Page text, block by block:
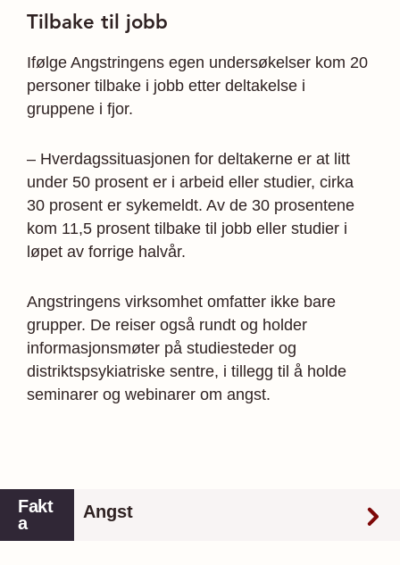
Tilbake til jobb
Ifølge Angstringens egen undersøkelser kom 20
personer tilbake i jobb etter deltakelse i
gruppene i fjor.
– Hverdagssituasjonen for deltakerne er at litt
under 50 prosent er i arbeid eller studier, cirka
30 prosent er sykemeldt. Av de 30 prosentene
kom 11,5 prosent tilbake til jobb eller studier i
løpet av forrige halvår.
Angstringens virksomhet omfatter ikke bare
grupper. De reiser også rundt og holder
informasjonsmøter på studiesteder og
distriktspsykiatriske sentre, i tillegg til å holde
seminarer og webinarer om angst.
Fakt
a
Angst